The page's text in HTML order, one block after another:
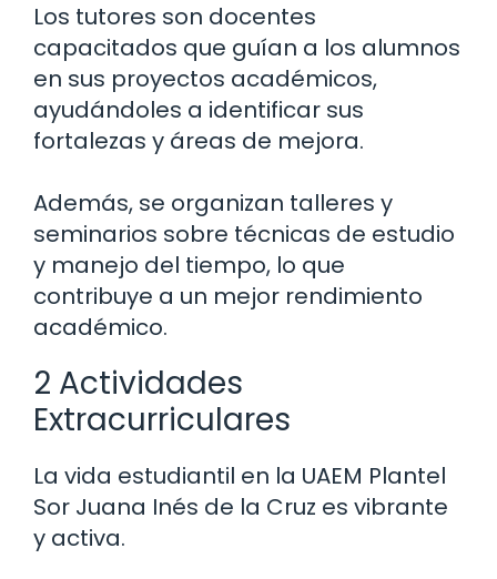
Los tutores son docentes
capacitados que guían a los alumnos
en sus proyectos académicos,
ayudándoles a identificar sus
fortalezas y áreas de mejora.
Además, se organizan talleres y
seminarios sobre técnicas de estudio
y manejo del tiempo, lo que
contribuye a un mejor rendimiento
académico.
2 Actividades
Extracurriculares
La vida estudiantil en la UAEM Plantel
Sor Juana Inés de la Cruz es vibrante
y activa.